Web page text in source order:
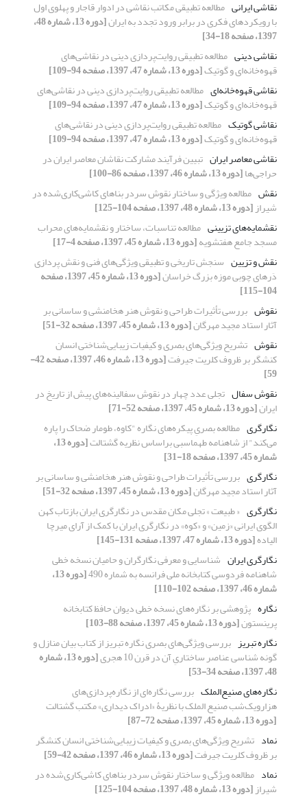
نقاشی ایرانی مطالعهٔ تطبیقی مکاتب نقاشی در ادوار قاجار و پهلوی اول
با رویکردهای فکری در برابر ورود تجدد به ایران [دوره 13، شماره 48،
1397، صفحه 18-34]
نقاشی دینی مطالعه تطبیقی روایت‌پردازی دینی در نقاشی‌های
قهوه‌خانه‌ای و گوتیک[دوره 13، شماره 47، 1397، صفحه 94-109]
نقاشی قهوه‌خانه‌ای مطالعه تطبیقی روایت‌پردازی دینی در نقاشی‌های
قهوه‌خانه‌ای و گوتیک[دوره 13، شماره 47، 1397، صفحه 94-109]
نقاشی گوتیک مطالعه تطبیقی روایت‌پردازی دینی در نقاشی‌های
قهوه‌خانه‌ای و گوتیک[دوره 13، شماره 47، 1397، صفحه 94-109]
نقاشی معاصر ایران تبیین فرآیند مشارکت نقاشان معاصر ایران در
حراجی‌ها[دوره 13، شماره 46، 1397، صفحه 86-100]
نقش مطالعه ویژگی و ساختار نقوش سردر بناهای کاشی‌کاری‌شده در
شیراز[دوره 13، شماره 48، 1397، صفحه 104-125]
نقشمایه‌های تزیینی مطالعه تناسبات، ساختار و نقشمایه‌های محراب
مسجد جامع هفتشویه[دوره 13، شماره 45، 1397، صفحه 4-17]
نقش و تزیین سنجش تاریخی و تطبیقی ویژگی‌های فنی و نقش پردازی
دَرهای چوبی موزه بزرگ خراسان [دوره 13، شماره 45، 1397، صفحه
104-115]
نقوش بررسی تأثیرات طراحی و نقوش هنر هخامنشی و ساسانی بر
آثار استاد مجید مهرگان[دوره 13، شماره 45، 1397، صفحه 32-51]
نقوش تشریح ویژگی‌های بصری و کیفیات زیبایی‌شناختی انسان
کنشگر بر ظروف کلریت جیرفت [دوره 13، شماره 46، 1397، صفحه 42-
59]
نقوش سفال تجلی عدد چهار در نقوش سفالینه‌های پیش از تاریخ در
ایران[دوره 13، شماره 45، 1397، صفحه 52-71]
نگارگری مطالعه بصریِ پیکره‌های نگاره "کاوه، طومار ضحاک را پاره
می‌کند" از شاهنامه طهماسبی براساس نظریه گشتالت [دوره 13،
شماره 45، 1397، صفحه 18-31]
نگارگری بررسی تأثیرات طراحی و نقوش هنر هخامنشی و ساسانی بر
آثار استاد مجید مهرگان[دوره 13، شماره 45، 1397، صفحه 32-51]
نگارگری « طبیعت » تجلی مکان مقدس در نگارگری ایران بازتاب کهن
الگوی ایرانی «زمین» و «کوه» در نگارگری ایران با کمک از آرای میرچا
الیاده[دوره 13، شماره 47، 1397، صفحه 131-145]
نگارگری ایران شناسایی و معرفی نگارگران و حامیان نسخه خطی
شاهنامه فردوسی کتابخانه ملی فرانسه به شماره 490 [دوره 13،
شماره 46، 1397، صفحه 102-110]
نگاره پژوهشی بر نگاره‌های نسخه خطی دیوان حافظ کتابخانه
پرینستون[دوره 13، شماره 45، 1397، صفحه 88-103]
نگاره تبریز بررسی ویژگی‌های بصری نگاره تبریز از کتاب بیان منازل و
گونه شناسی عناصر ساختاریِ آن در قرن 10 هجری [دوره 13، شماره
48، 1397، صفحه 34-53]
نگاره‌های صنیع‌الملک بررسی نگاره‌ای از نگاره‌پردازی‌های
هزارویک‌شب صنیع الملک با نظریۀ «ادراک دیداری» مکتب گشتالت
[دوره 13، شماره 45، 1397، صفحه 72-87]
نماد تشریح ویژگی‌های بصری و کیفیات زیبایی‌شناختی انسان کنشگر
بر ظروف کلریت جیرفت[دوره 13، شماره 46، 1397، صفحه 42-59]
نماد مطالعه ویژگی و ساختار نقوش سردر بناهای کاشی‌کاری‌شده در
شیراز[دوره 13، شماره 48، 1397، صفحه 104-125]